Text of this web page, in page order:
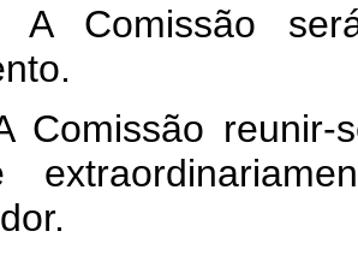
Comissão será
reunir-